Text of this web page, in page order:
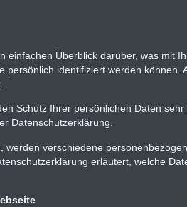
einfachen Überblick darüber, was mit
persönlich identifiziert werden
Schutz Ihrer persönlichen Daten
Datenschutzerklärung.
werden verschiedene
erläutert, welche